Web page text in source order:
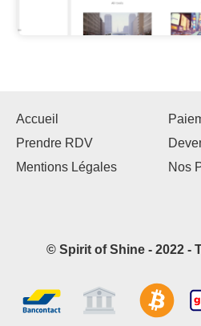
Accueil
Prendre RDV
Mentions Légales
Nos
© Spirit of Shine - 2022 -